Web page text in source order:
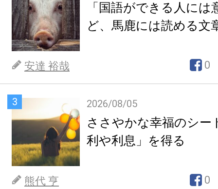
「国語ができる人には
ど、馬鹿には読める文
安達 裕哉 0
3 2026/08/05
ささやかな幸福のシー
利や利息」を得る
熊代 亨 0